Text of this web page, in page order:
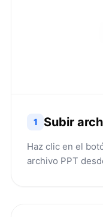
1 Subir
Haz clic en el
archivo PPT